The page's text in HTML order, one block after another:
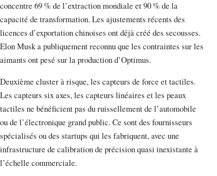
concentre 69 % de l’extraction mondiale et 90 % de la
capacité de transformation. Les ajustements récents des
licences d’exportation chinoises ont déjà créé des secousses.
Elon Musk a publiquement reconnu que les contraintes sur les
aimants ont pesé sur la production d’Optimus.
Deuxième cluster à risque, les capteurs de force et tactiles.
Les capteurs six axes, les capteurs linéaires et les peaux
tactiles ne bénéficient pas du ruissellement de l’automobile
ou de l’électronique grand public. Ce sont des fournisseurs
spécialisés ou des startups qui les fabriquent, avec une
infrastructure de calibration de précision quasi inexistante à
l’échelle commerciale.